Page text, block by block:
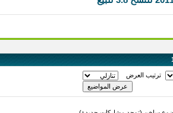
ترتيب العرض